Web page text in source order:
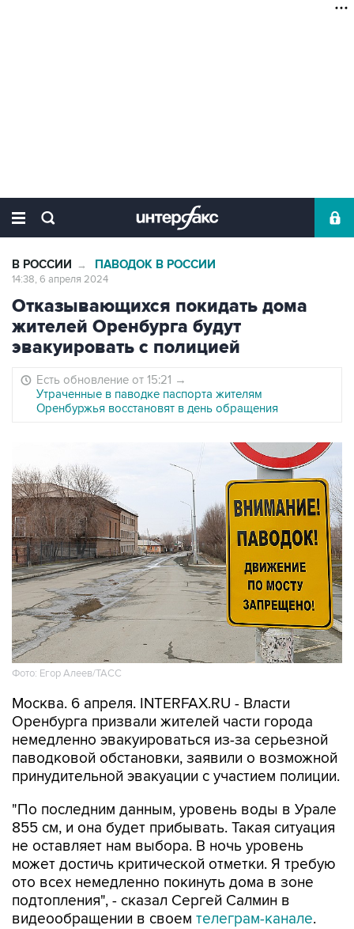
В РОССИИ → ПАВОДОК В РОССИИ
14:38, 6 апреля 2024
Отказывающихся покидать дома
жителей Оренбурга будут
эвакуировать с полицией
Есть обновление от 15:21 →
Утраченные в паводке паспорта жителям
Оренбуржья восстановят в день обращения
Фото: Егор Алеев/ТАСС
Москва. 6 апреля. INTERFAX.RU - Власти
Оренбурга призвали жителей части города
немедленно эвакуироваться из-за серьезной
паводковой обстановки, заявили о возможной
принудительной эвакуации с участием полиции.
"По последним данным, уровень воды в Урале
855 см, и она будет прибывать. Такая ситуация
не оставляет нам выбора. В ночь уровень
может достичь критической отметки. Я требую
ото всех немедленно покинуть дома в зоне
подтопления", - сказал Сергей Салмин в
видеообращении в своем телеграм-канале.